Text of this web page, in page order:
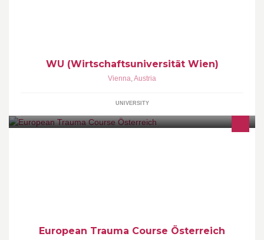
WU (Wirtschaftsuniversität Wien)
Vienna,Austria
UNIVERSITY
European Trauma Course Österreich